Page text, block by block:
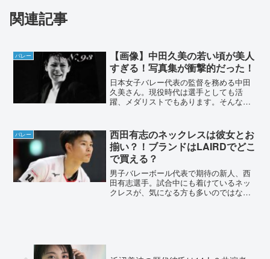
関連記事
バレー
【画像】中田久美の若い頃が美人
すぎる！写真集が衝撃的だった！
日本女子バレー代表の監督を務める中田
久美さん。現役時代は選手としても活
躍、メダリストでもあります。そんな中
の画像や、エピソードなどをまとめてい
きます。【画像】中田久美の...
バレー
西田有志のネックレスは彼女とお
揃い？！ブランドはLAIRDでどこ
で買える？
男子バレーボール代表で期待の新人、西
田有志選手。試合中にも着けているネッ
クレスが、気になる方も多いのではない